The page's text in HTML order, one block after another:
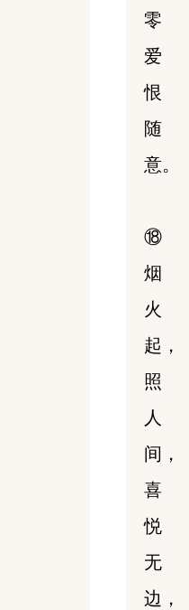
零
爱
恨
随
意。
⑱
烟
火
起，
照
人
间，
喜
悦
无
边，